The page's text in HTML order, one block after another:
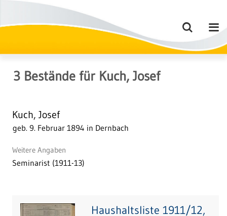
3 Bestände für Kuch, Josef
Kuch, Josef
geb. 9. Februar 1894 in Dernbach
Weitere Angaben
Seminarist (1911-13)
Haushaltsliste 1911/12,